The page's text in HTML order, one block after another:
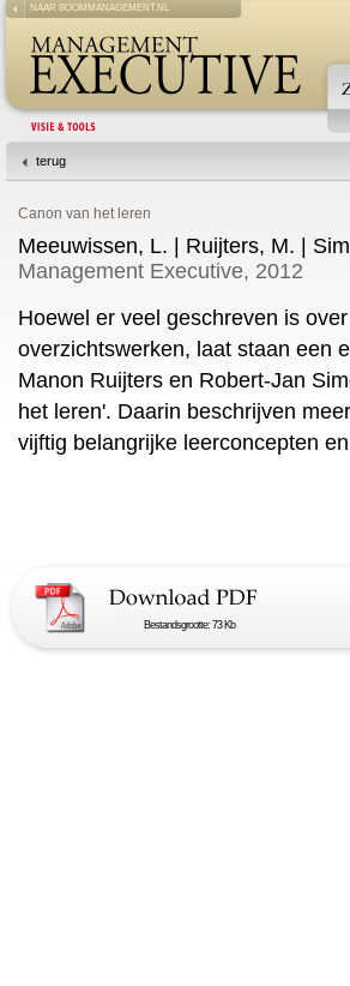
NAAR BOOMMANAGEMENT.NL
terug
Canon van het leren
Meeuwissen, L. | Ruijters, M. |
Management Executive, 2012
Hoewel er veel geschreven is
overzichtswerken, laat staan een
Manon Ruijters en Robert-Jan
het leren'. Daarin beschrijven
vijftig belangrijke leerconcepten
Bestandsgrootte: 73 Kb